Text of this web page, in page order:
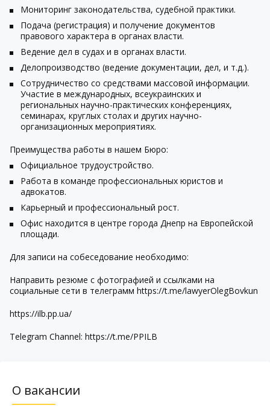
Мониторинг законодательства, судебной практики.
Подача (регистрация) и получение документов
правового характера в органах власти.
Ведение дел в судах и в органах власти.
Делопроизводство (ведение документации, дел, и т.д.).
Сотрудничество со средствами массовой информации.
Участие в международных, всеукраинских и
региональных научно-практических конференциях,
семинарах, круглых столах и других научно-
организационных мероприятиях.
Преимущества работы в нашем Бюро:
Официальное трудоустройство.
Работа в команде профессиональных юристов и
адвокатов.
Карьерный и профессиональный рост.
Офис находится в центре города Днепр на Европейской
площади.
Для записи на собеседование необходимо:
Направить резюме с фотографией и ссылками на
социальные сети в телеграмм https://t.me/lawyerOlegBovkun
https://ilb.pp.ua/
Telegram Channel: https://t.me/PPILB
О вакансии